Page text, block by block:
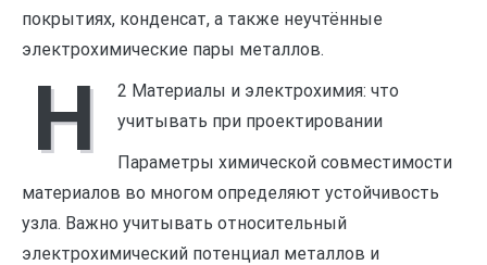
покрытиях, конденсат, а также неучтённые
электрохимические пары металлов.
H
2 Материалы и электрохимия: что
учитывать при проектировании
Параметры химической совместимости
материалов во многом определяют устойчивость
узла. Важно учитывать относительный
электрохимический потенциал металлов и